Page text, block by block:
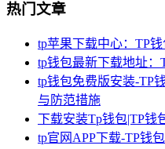
热门文章
tp苹果下载中心：TP
tp钱包最新下载地址
tp钱包免费版安装-TP
与防范措施
下载安装Tp钱包|TP钱
tp官网APP下载-TP钱